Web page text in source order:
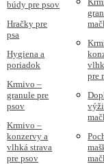
búdy pre psov
Hračky pre
psa
Hygiena a
poriadok
Krmivo –
granule pre
psov
Krmivo –
konzervy a
vlhká strava
pre psov
pre